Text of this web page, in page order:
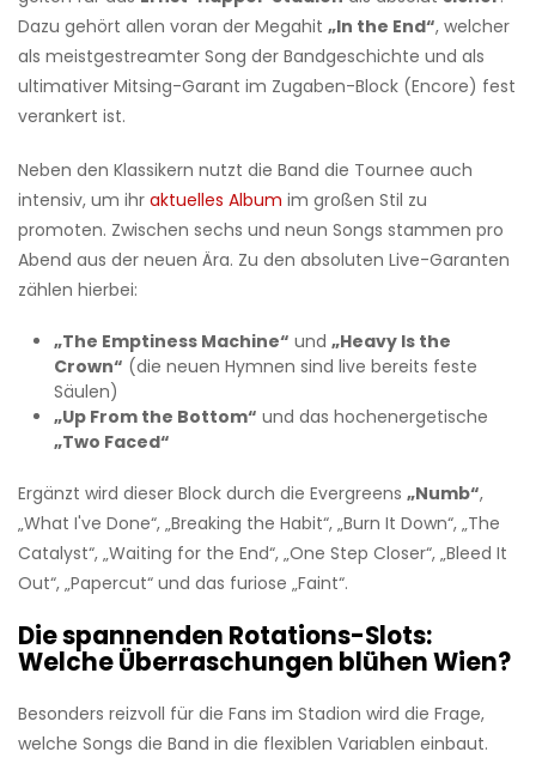
Dazu gehört allen voran der Megahit „In the End“, welcher
als meistgestreamter Song der Bandgeschichte und als
ultimativer Mitsing-Garant im Zugaben-Block (Encore) fest
verankert ist.
Neben den Klassikern nutzt die Band die Tournee auch
intensiv, um ihr aktuelles Album im großen Stil zu
promoten. Zwischen sechs und neun Songs stammen pro
Abend aus der neuen Ära. Zu den absoluten Live-Garanten
zählen hierbei:
„The Emptiness Machine“ und „Heavy Is the
Crown“ (die neuen Hymnen sind live bereits feste
Säulen)
„Up From the Bottom“ und das hochenergetische
„Two Faced“
Ergänzt wird dieser Block durch die Evergreens „Numb“,
„What I've Done“, „Breaking the Habit“, „Burn It Down“, „The
Catalyst“, „Waiting for the End“, „One Step Closer“, „Bleed It
Out“, „Papercut“ und das furiose „Faint“.
Die spannenden Rotations-Slots:
Welche Überraschungen blühen Wien?
Besonders reizvoll für die Fans im Stadion wird die Frage,
welche Songs die Band in die flexiblen Variablen einbaut.